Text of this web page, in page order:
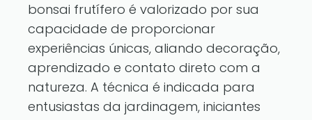
bonsai frutífero é valorizado por sua
capacidade de proporcionar
experiências únicas, aliando decoração,
aprendizado e contato direto com a
natureza. A técnica é indicada para
entusiastas da jardinagem, iniciantes